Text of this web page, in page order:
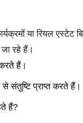
या रियल एस्टेट
रहे हैं।
हैं।
संतुष्टि प्राप्त करते हैं।
हैं?